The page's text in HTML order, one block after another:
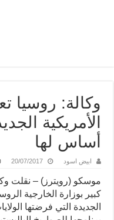
وكالة: روسيا
الأمريكية
أساس لها
ابيض اسود 20/07/2017
موسكو (رويترز) – نقلت
كبير بوزارة الخارجية
الجديدة التي فرضتها